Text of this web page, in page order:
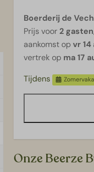
Boerderij de
Prijs voor 2 gasten,
aankomst op vr 14
vertrek op ma 17
Tijdens
Onze Beerze